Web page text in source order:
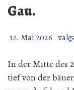
Gau.
12. Mai 2026
In der Mitte des
tief von der